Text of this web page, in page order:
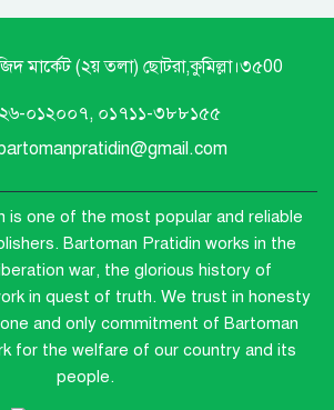
মার্কেট (২য় তলা) ছোটরা,কুমিল্লা।৩৫00
০১২০০৭, ০১৭১১-৩৮৮১৫৫
is one of the most popular and reliable
Bartoman Pratidin works in the
war, the glorious history of
in quest of truth. We trust in honesty
and only commitment of Bartoman
for the welfare of our country and its
people.